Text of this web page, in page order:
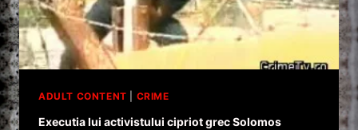
ADULT CONTENT CRIME
Executia lui activistului cipriot grec Solomos